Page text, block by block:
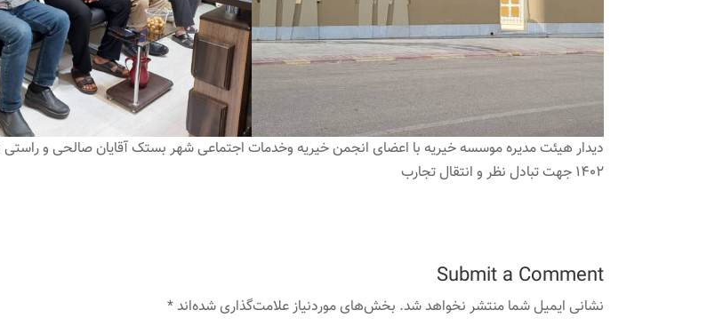
1402 جهت تبادل نظر و انتقال تجارب
Submit a Comment
نشانی ایمیل شما منتشر نخواهد شد. بخش‌های موردنیاز علامت‌گذاری شده‌اند*